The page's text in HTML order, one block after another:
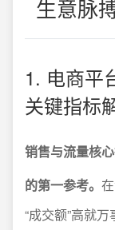
生意脉
1. 电商平
关键指标
销售与流量核
的第一参考。
“成交额”高就